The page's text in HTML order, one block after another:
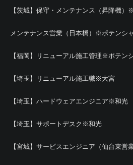
【茨城】保守・メンテナンス（昇降機
メンテナンス営業（日本橋）※ポテンシ
【福岡】リニューアル施工管理※ポテン
【埼玉】リニューアル施工職※大宮
【埼玉】ハードウェアエンジニア※和光
【埼玉】サポートデスク※和光
【宮城】サービスエンジニア（仙台東営業